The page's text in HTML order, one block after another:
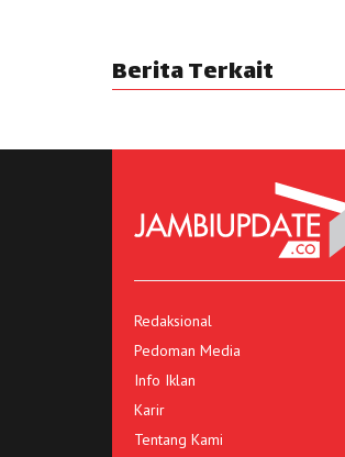
Berita Terkait
Redaksional
Pedoman Media
Info Iklan
Karir
Tentang Kami